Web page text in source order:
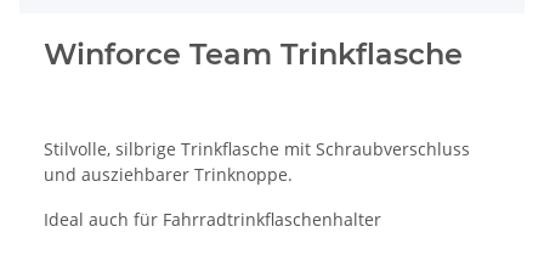
Winforce Team Trinkflasche
Stilvolle, silbrige Trinkflasche mit Schraubverschluss
und ausziehbarer Trinknoppe.
Ideal auch für Fahrradtrinkflaschenhalter